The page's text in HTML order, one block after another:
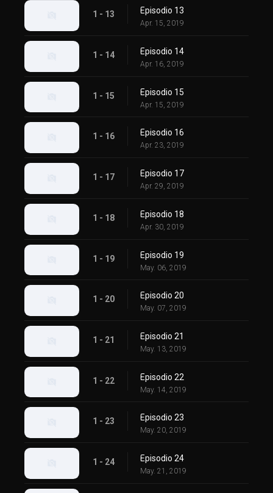
1 - 13 Episodio 13
Apr. 15, 2019
1 - 14 Episodio 14
Apr. 16, 2019
1 - 15 Episodio 15
Apr. 15, 2019
1 - 16 Episodio 16
Apr. 23, 2019
1 - 17 Episodio 17
Apr. 29, 2019
1 - 18 Episodio 18
Apr. 30, 2019
1 - 19 Episodio 19
May. 06, 2019
1 - 20 Episodio 20
May. 07, 2019
1 - 21 Episodio 21
May. 13, 2019
1 - 22 Episodio 22
May. 14, 2019
1 - 23 Episodio 23
May. 20, 2019
1 - 24 Episodio 24
May. 21, 2019